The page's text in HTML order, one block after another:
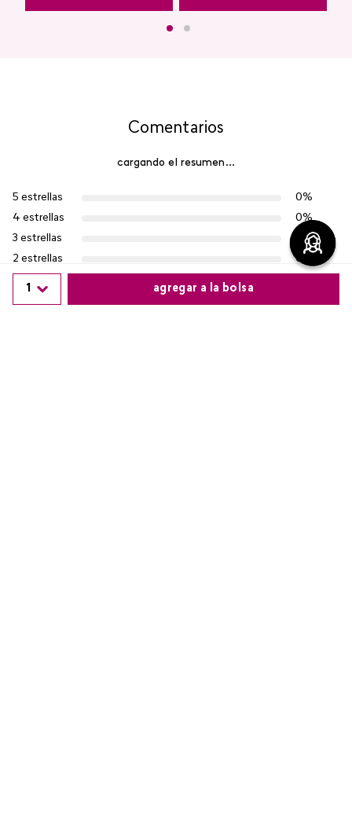
1 agregar a la bolsa
Comentarios
cargando el resumen…
5 estrellas
0%
4 estrellas
0%
3 estrellas
0%
2 estrellas
0%